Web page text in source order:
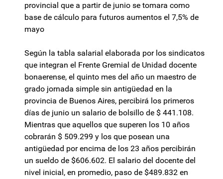
provincial que a partir de junio se tomara como
base de cálculo para futuros aumentos el 7,5% de
mayo
Según la tabla salarial elaborada por los sindicatos
que integran el Frente Gremial de Unidad docente
bonaerense, el quinto mes del año un maestro de
grado jornada simple sin antigüedad en la
provincia de Buenos Aires, percibirá los primeros
días de junio un salario de bolsillo de $ 441.108.
Mientras que aquellos que superen los 10 años
cobrarán $ 509.299 y los que posean una
antigüedad por encima de los 23 años percibirán
un sueldo de $606.602. El salario del docente del
nivel inicial, en promedio, paso de $489.832 en